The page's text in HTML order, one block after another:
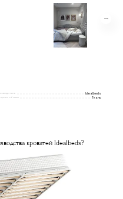
Idealbeds
обивки
Ткань
кроватей Idealbeds?